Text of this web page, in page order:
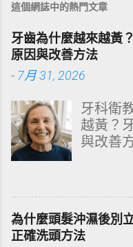
這個網誌中的熱門文章
牙齒為什麼越來越黃
原因與改善方法
- 7月 31, 2026
牙科衛
越黃？
與改善
文由專
改善與
目錄 一
為什麼頭髮沖濕後別
正確洗頭方法